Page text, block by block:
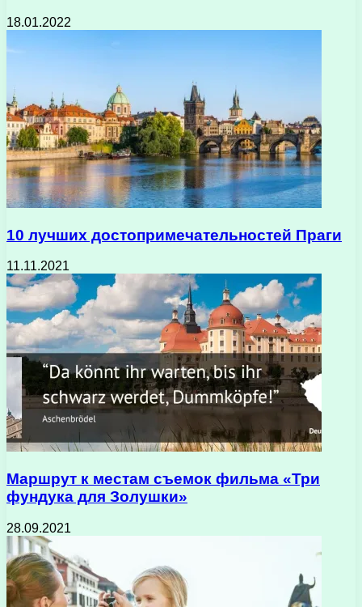
18.01.2022
10 лучших достопримечательностей Праги
11.11.2021
Маршрут к местам съемок фильма «Три
фундука для Золушки»
28.09.2021